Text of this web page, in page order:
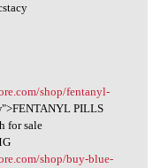
shop/fentanyl-
PILLS
for sale
shop/buy-blue-